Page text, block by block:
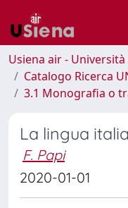
Usiena air - Università
Catalogo Ricerca
3.1 Monografia o
La lingua
F. Papi
2020-01-01